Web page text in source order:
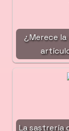
¿Merece
La sastrería